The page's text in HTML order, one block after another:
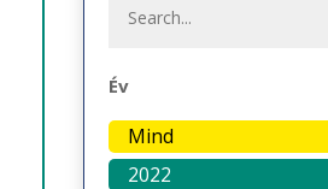
Év
Mind
2022